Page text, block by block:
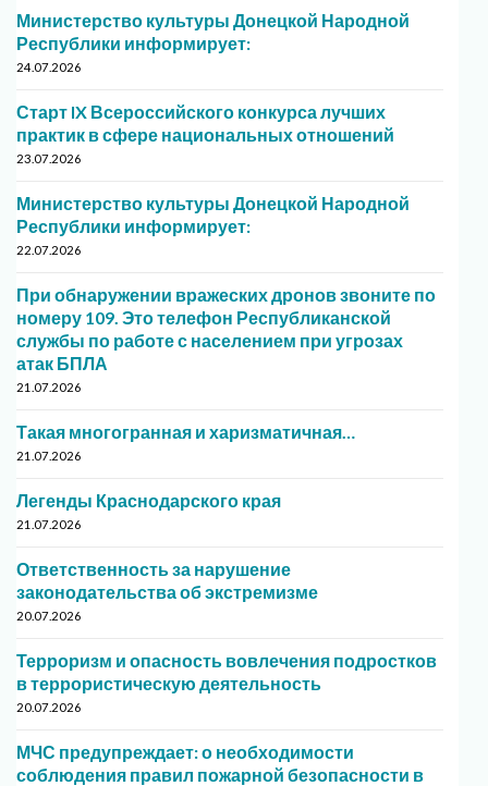
Министерство культуры Донецкой Народной
Республики информирует:
24.07.2026
Старт IX Всероссийского конкурса лучших
практик в сфере национальных отношений
23.07.2026
Министерство культуры Донецкой Народной
Республики информирует:
22.07.2026
При обнаружении вражеских дронов звоните по
номеру 109. Это телефон Республиканской
службы по работе с населением при угрозах
атак БПЛА
21.07.2026
Такая многогранная и харизматичная…
21.07.2026
Легенды Краснодарского края
21.07.2026
Ответственность за нарушение
законодательства об экстремизме
20.07.2026
Терроризм и опасность вовлечения подростков
в террористическую деятельность
20.07.2026
МЧС предупреждает: о необходимости
соблюдения правил пожарной безопасности в